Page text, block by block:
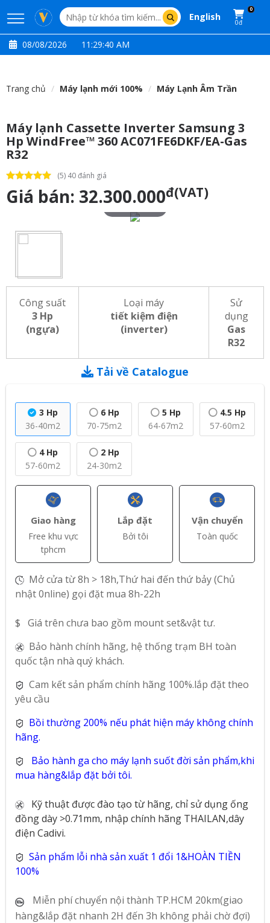
English
0
0đ
08/08/2026 11:29:41 AM
Trang chủ Máy lạnh mới 100% Máy Lạnh Âm Trần
Máy lạnh Cassette Inverter Samsung 3
Hp WindFree™ 360 AC071FE6DKF/EA-Gas
R32
(5) 40 đánh giá
Giá bán: 32.300.000đ(VAT)
Công suất
3 Hp
(ngựa)
Loại máy
tiết kiệm điện
(inverter)
Sử
dụng
Gas
R32
Tải về Catalogue
3 Hp
36-40m2
6 Hp
70-75m2
5 Hp
64-67m2
4.5 Hp
57-60m2
4 Hp
57-60m2
2 Hp
24-30m2
Giao hàng
Free khu vực
tphcm
Lắp đặt
Bởi tôi
Vận chuyển
Toàn quốc
Mở cửa từ 8h > 18h,Thứ hai đến thứ bảy (Chủ
nhật 0nline) gọi đặt mua 8h-22h
$ Giá trên chưa bao gồm mount set&vật tư.
Bảo hành chính hãng, hệ thống trạm BH toàn
quốc tận nhà quý khách.
Cam kết sản phẩm chính hãng 100%.lắp đặt theo
yêu cầu
Bồi thường 200% nếu phát hiện máy không chính
hãng.
Bảo hành ga cho máy lạnh suốt đời sản phẩm,khi
mua hàng&lắp đặt bởi tôi.
Kỹ thuật được đào tạo từ hãng, chỉ sử dụng ống
đồng dày >0.71mm, nhập chính hãng THAILAN,dây
điện Cadivi.
Sản phẩm lỗi nhà sản xuất 1 đổi 1&HOÀN TIỀN
100%
Miễn phí chuyển nội thành TP.HCM 20km(giao
hàng&lắp đặt nhanh 2H đến 3h không phải chờ đợi)